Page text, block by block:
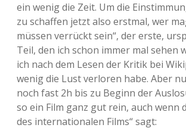
ein wenig die Zeit. Um die
zu schaffen jetzt also erstmal, wer
müssen verrückt sein“, der erste,
Teil, den ich schon immer mal sehen
ich nach dem Lesen der Kritik bei
wenig die Lust verloren habe. Aber
noch fast 2h bis zu Beginn der
so ein Film ganz gut rein, auch wenn
des internationalen Films“ sagt: